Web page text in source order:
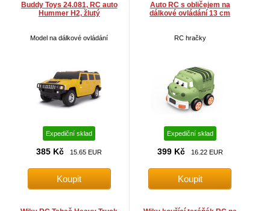
Buddy Toys 24.081, RC auto
Hummer H2, žlutý
Model na dálkové ovládání
Expediční sklad
385 Kč 15.65 EUR
Auto RC s obličejem na
dálkové ovládání 13 cm
RC hračky
Expediční sklad
399 Kč 16.22 EUR